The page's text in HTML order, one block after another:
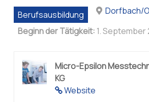
Berufsausbildung
Dorfbach/
Beginn der Tätigkeit: 1. September
Website
Micro-Epsilon
KG